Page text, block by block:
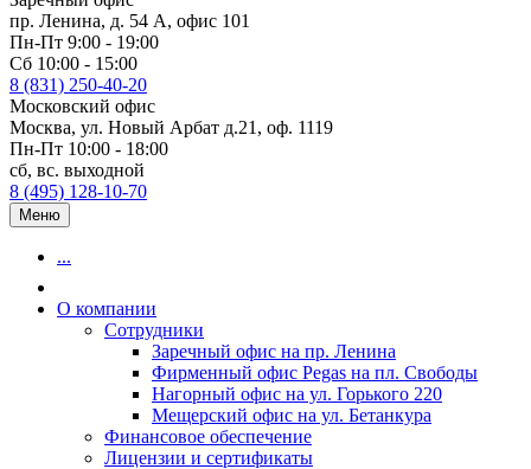
пр. Ленина, д. 54 А, офис 101
Пн-Пт 9:00 - 19:00
Сб 10:00 - 15:00
8 (831) 250-40-20
Московский офис
Москва, ул. Новый Арбат д.21, оф. 1119
Пн-Пт 10:00 - 18:00
сб, вс. выходной
8 (495) 128-10-70
Меню
...
О компании
Сотрудники
Заречный офис на пр. Ленина
Фирменный офис Pegas на пл. Свободы
Нагорный офис на ул. Горького 220
Мещерский офис на ул. Бетанкура
Финансовое обеспечение
Лицензии и сертификаты